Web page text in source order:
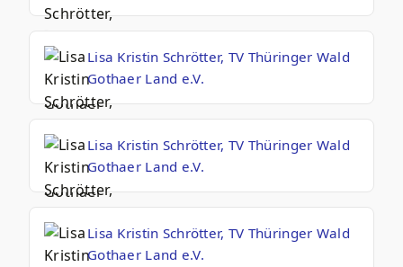
Lisa Kristin Schrötter, TV Thüringer Wald
Gothaer Land e.V.
Lisa Kristin Schrötter, TV Thüringer Wald
Gothaer Land e.V.
Lisa Kristin Schrötter, TV Thüringer Wald
Gothaer Land e.V.